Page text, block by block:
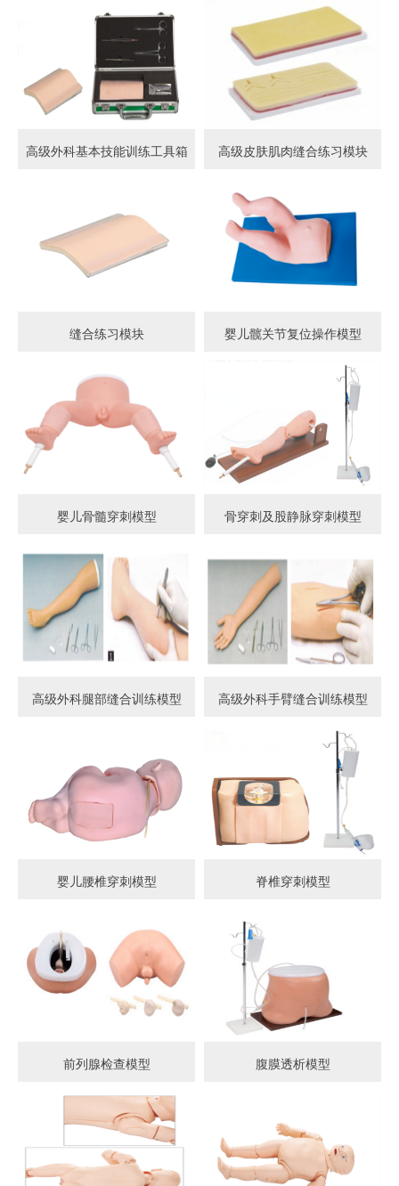
高级外科基本技能训练工具箱 高级皮肤肌肉缝合练习模块
缝合练习模块 婴儿髋关节复位操作模型
婴儿骨髓穿刺模型 骨穿刺及股静脉穿刺模型
高级外科腿部缝合训练模型 高级外科手臂缝合训练模型
婴儿腰椎穿刺模型 脊椎穿刺模型
前列腺检查模型 腹膜透析模型